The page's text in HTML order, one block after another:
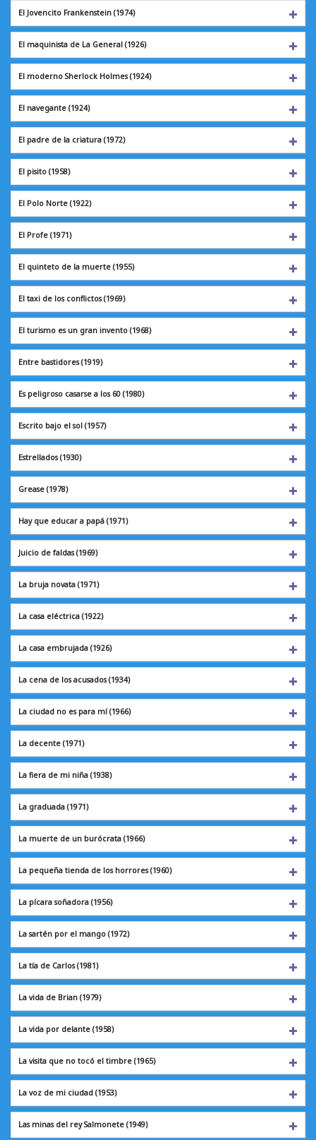
El Jovencito Frankenstein (1974)
El maquinista de La General (1926)
El moderno Sherlock Holmes (1924)
El navegante (1924)
El padre de la criatura (1972)
El pisito (1958)
El Polo Norte (1922)
El Profe (1971)
El quinteto de la muerte (1955)
El taxi de los conflictos (1969)
El turismo es un gran invento (1968)
Entre bastidores(1919)
Es peligroso casarse a los 60 (1980)
Escrito bajo el sol (1957)
Estrellados(1930)
Grease (1978)
Hay que educar a papá (1971)
Juicio de faldas(1969)
La bruja novata (1971)
La casa eléctrica (1922)
La casa embrujada (1926)
La cena de los acusados (1934)
La ciudad no es para mí (1966)
La decente (1971)
La fiera de mi niña (1938)
La graduada (1971)
La muerte de un burócrata (1966)
La pequeña tienda de los horrores (1960)
La pícara soñadora (1956)
La sartén por el mango (1972)
La tía de Carlos(1981)
La vida de Brian (1979)
La vida por delante (1958)
La visita que no tocó el timbre (1965)
La voz de mi ciudad (1953)
Las minas del rey Salmonete (1949)